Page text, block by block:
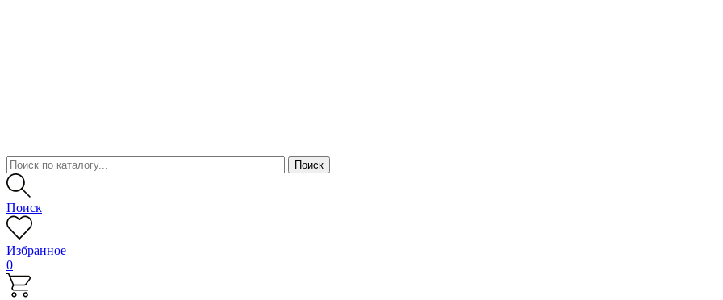
Поиск
Избранное
0